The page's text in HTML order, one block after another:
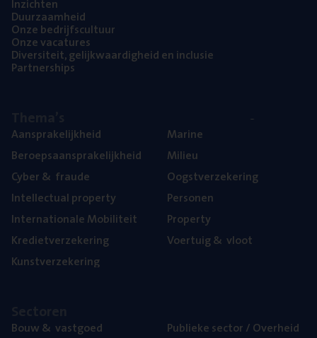
Duur­zaam­heid
Onze bedrijfs­cul­tuur
Onze vaca­tu­res
Diver­si­teit, gelijk­waar­dig­heid en inclusie
Part­ner­ships
Aan­spra­ke­lijk­heid
Beroeps­aan­spra­ke­lijk­heid
Cyber& fraude
Intel­lec­tu­al property
Inter­na­ti­o­na­le Mobiliteit
Kre­diet­ver­ze­ke­ring
Kunst­ver­ze­ke­ring
Mari­ne
Mili­eu
Oogst­ver­ze­ke­ring
Per­so­nen
Pro­per­ty
Voer­tuig& vloot
Bouw& vastgoed
Publie­ke sec­tor / Overheid